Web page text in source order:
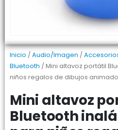
Inicio /Audio/Imagen /
Bluetooth / Mini altavoz portátil
niños regalos de dibujos
Mini altavoz
Bluetooth